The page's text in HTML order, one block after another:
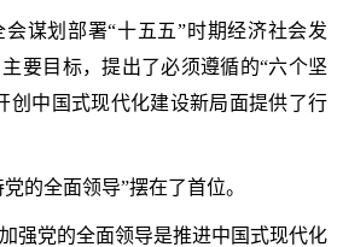
划部署“十五五”时期经济社会发
要目标，提出了必须遵循的“六个坚
创中国式现代化建设新局面提供了行
全面领导”摆在了首位。
党的全面领导是推进中国式现代化